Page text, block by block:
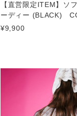
【直営限定ITEM】ソ
ーディー (BLACK)
¥9,900